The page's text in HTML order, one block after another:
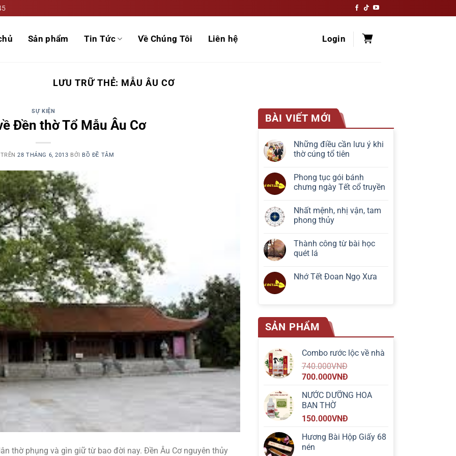
Sản phẩm Tin Tức Về Chúng Tôi Liên hệ Login
LƯU TRỮ THẺ: MẪU ÂU CƠ
SỰ KIỆN
Đền thờ Tổ Mẫu Âu Cơ
28 THÁNG 6, 2013 BỞI BỒ ĐỀ TÂM
thờ phụng và gìn giữ từ bao đời nay. Đền Âu Cơ nguyên thủy
BÀI VIẾT MỚI
Những điều cần lưu ý khi
thờ cúng tổ tiên
Phong tục gói bánh
chưng ngày Tết cổ truyền
Nhất mệnh, nhị vận, tam
phong thủy
Thành công từ bài học
quét lá
Nhớ Tết Đoan Ngọ Xưa
SẢN PHẨM
Combo rước lộc về nhà
740.000VNĐ
700.000VNĐ
NƯỚC DƯỠNG HOA
BAN THỜ
150.000VNĐ
Hương Bài Hộp Giấy 68
nén